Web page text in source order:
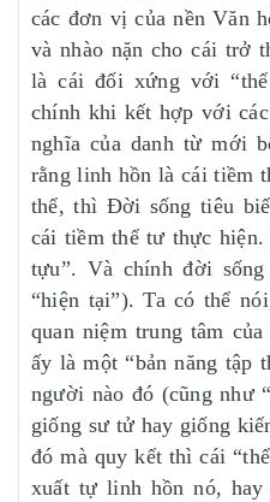
các đơn vị của nền Văn
và nhào nặn cho cái trở
là cái đối xứng với
chính khi kết hợp với
nghĩa của danh từ mới
rằng linh hồn là cái tiềm
thể, thì Đời sống tiêu
cái tiềm thể tư thực
tựu”. Và chính đời
“hiện tại”). Ta có thể
quan niệm trung tâm
ấy là một “bản năng tập
người nào đó (cũng như
giống sư tử hay giống
đó mà quy kết thì cái
xuất tự linh hồn nó,